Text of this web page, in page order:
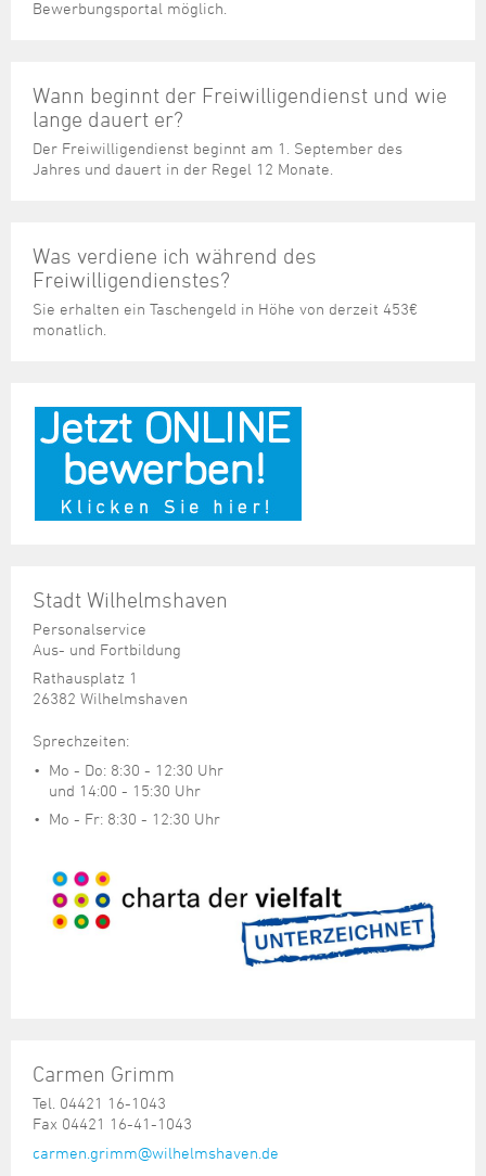
Bewerbungsportal möglich.
Wann beginnt der Freiwilligendienst und wie
lange dauert er?
Der Freiwilligendienst beginnt am 1. September des
Jahres und dauert in der Regel 12 Monate.
Was verdiene ich während des
Freiwilligendienstes?
Sie erhalten ein Taschengeld in Höhe von derzeit 453€
monatlich.
Stadt Wilhelmshaven
Personalservice
Aus- und Fortbildung
Rathausplatz 1
26382 Wilhelmshaven
Sprechzeiten:
Mo - Do: 8:30 - 12:30 Uhr
und 14:00 - 15:30 Uhr
Mo - Fr: 8:30 - 12:30 Uhr
Carmen Grimm
Tel. 04421 16-1043
Fax 04421 16-41-1043
carmen.grimm@wilhelmshaven.de